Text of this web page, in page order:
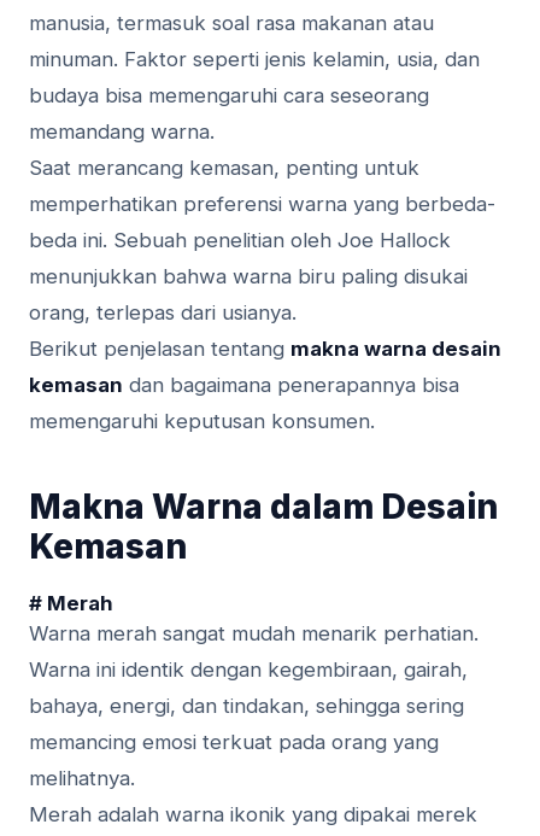
manusia, termasuk soal rasa makanan atau
minuman. Faktor seperti jenis kelamin, usia, dan
budaya bisa memengaruhi cara seseorang
memandang warna.
Saat merancang kemasan, penting untuk
memperhatikan preferensi warna yang berbeda-
beda ini. Sebuah penelitian oleh Joe Hallock
menunjukkan bahwa warna biru paling disukai
orang, terlepas dari usianya.
Berikut penjelasan tentang makna warna desain
kemasan dan bagaimana penerapannya bisa
memengaruhi keputusan konsumen.
Makna Warna dalam Desain
Kemasan
# Merah
Warna merah sangat mudah menarik perhatian.
Warna ini identik dengan kegembiraan, gairah,
bahaya, energi, dan tindakan, sehingga sering
memancing emosi terkuat pada orang yang
melihatnya.
Merah adalah warna ikonik yang dipakai merek